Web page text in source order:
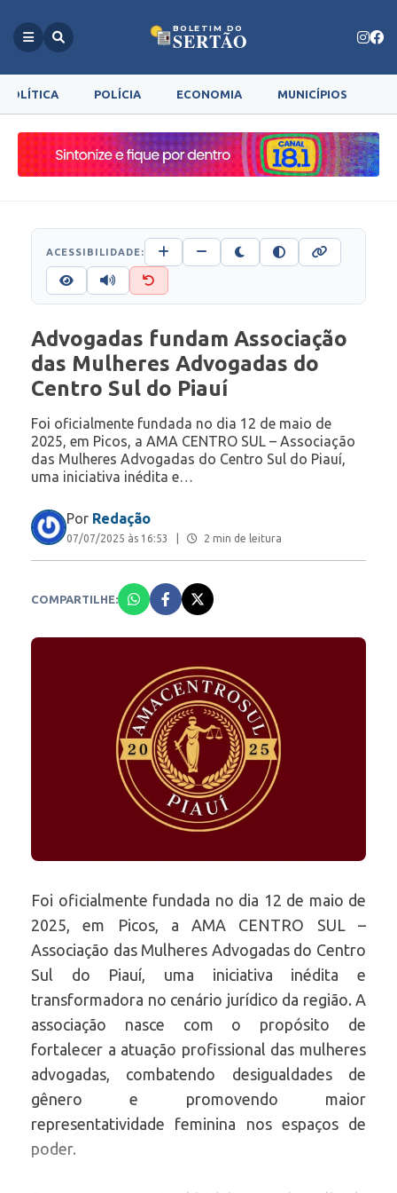
BOLETIM DO
SERTÃO
POLÍTICA POLÍCIA ECONOMIA MUNICÍPIOS
ACESSIBILIDADE:
Advogadas fundam Associação
das Mulheres Advogadas do
Centro Sul do Piauí
Foi oficialmente fundada no dia 12 de maio de
2025, em Picos, a AMA CENTRO SUL – Associação
das Mulheres Advogadas do Centro Sul do Piauí,
uma iniciativa inédita e…
Por Redação
07/07/2025 às 16:53 2 min de leitura
COMPARTILHE:
Foi oficialmente fundada no dia 12 de maio de
2025, em Picos, a AMA CENTRO SUL –
Associação das Mulheres Advogadas do Centro
Sul do Piauí, uma iniciativa inédita e
transformadora no cenário jurídico da região. A
associação nasce com o propósito de
fortalecer a atuação profissional das mulheres
advogadas, combatendo desigualdades de
gênero e promovendo maior
representatividade feminina nos espaços de
poder.